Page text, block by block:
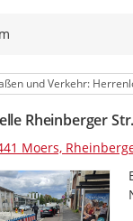
und Verkehr:
Rheinberger Str.
Moers,